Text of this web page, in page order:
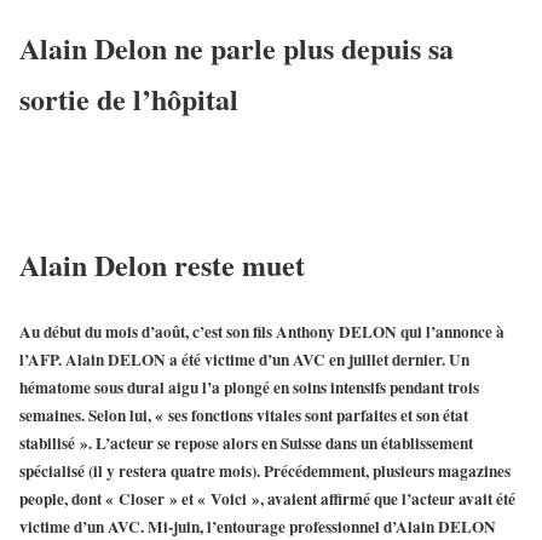
Alain Delon ne parle plus depuis sa
sortie de l’hôpital
Alain Delon reste muet
Au début du mois d’août, c’est son filsAnthony DELON qui l’annonce à
l’AFP. Alain DELON a été victime d’un AVC en juillet dernier. Un
hématome sous dural aigu l’a plongé en soins intensifs pendant trois
semaines. Selon lui, « ses fonctions vitales sont parfaites et son état
stabilisé ». L’acteur se repose alors en Suisse dans un établissement
spécialisé (il y restera quatre mois). Précédemment, plusieurs magazines
people, dont « Closer » et « Voici », avaient affirmé que l’acteur avait été
victime d’un AVC. Mi-juin, l’entourage professionnel d’Alain DELON